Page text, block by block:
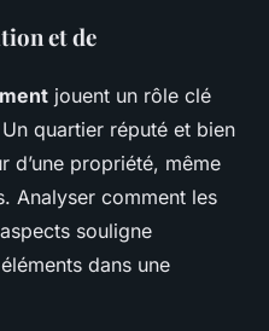
et de
jouent un rôle clé
quartier réputé et bien
d’une propriété, même
Analyser comment les
souligne
dans une